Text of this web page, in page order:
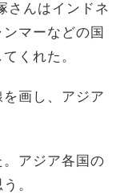
さんはインドネ
マーなどの国
くれた。
画し、アジア
アジア各国の
。